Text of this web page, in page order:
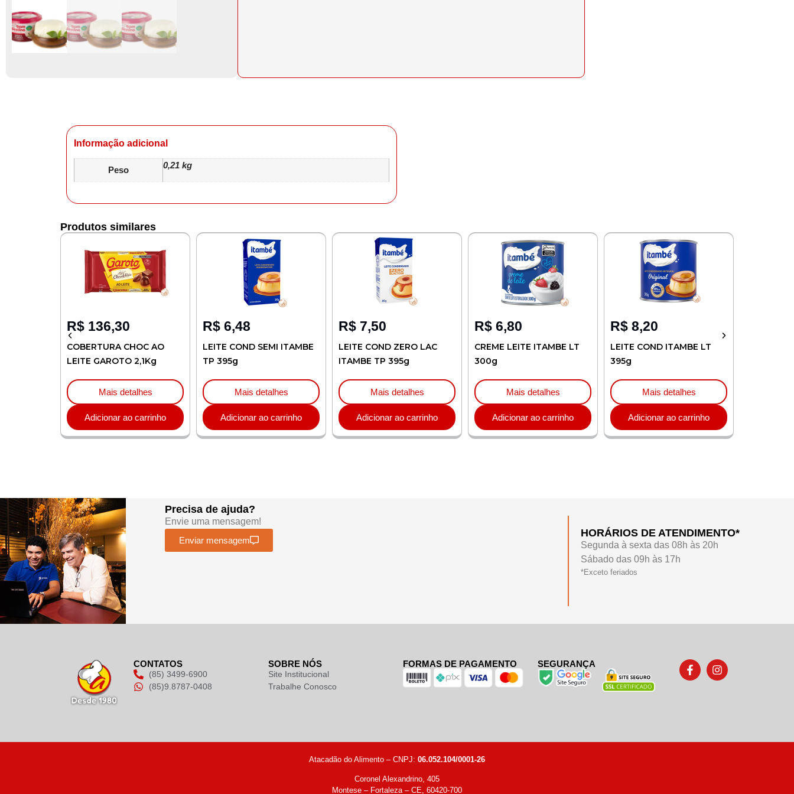
Informação adicional
Peso 0,21 kg
Produtos similares
R$ 136,30
COBERTURA CHOC AO
LEITE GAROTO 2,1Kg
Mais detalhes
Adicionar ao carrinho
R$ 6,48
LEITE COND SEMI ITAMBE
TP 395g
Mais detalhes
Adicionar ao carrinho
R$ 7,50
LEITE COND ZERO LAC
ITAMBE TP 395g
Mais detalhes
Adicionar ao carrinho
R$ 6,80
CREME LEITE ITAMBE LT
300g
Mais detalhes
Adicionar ao carrinho
R$ 8,20
LEITE COND ITAMBE LT
395g
Mais detalhes
Adicionar ao carrinho
Precisa de ajuda?
Envie uma mensagem!
Enviar mensagem
HORÁRIOS DE ATENDIMENTO*
Segunda à sexta das 08h às 20h
Sábado das 09h às 17h
*Exceto feriados
(85) 3499-6900
(85)9.8787-0408
CONTATOS SOBRE NÓS
Site Institucional
Trabalhe Conosco
FORMAS DE PAGAMENTO SEGURANÇA
Atacadão do Alimento – CNPJ: 06.052.104/0001-26
Coronel Alexandrino, 405
Montese – Fortaleza – CE, 60420-700